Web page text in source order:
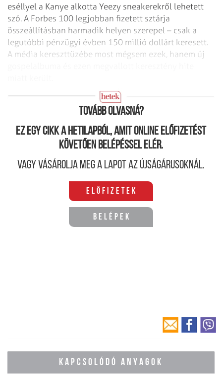
eséllyel a Kanye alkotta Yeezy sneakerekről lehetett
szó. A Forbes 100 legjobban fizetett sztárja
összeállításban harmadik helyen szerepel – csak a
legutóbbi pénzügyi évben 150 millió dollárt keresett.
A média kereszttüzébe most mégsem ezek, hanem új
Tovább olvasná?
Ez egy cikk a hetilapból, amit online előfizetést
követően belépéssel elér.
Vagy vásárolja meg a lapot az újságárusoknál.
Előfizetek
Belépek
KAPCSOLÓDÓ ANYAGOK